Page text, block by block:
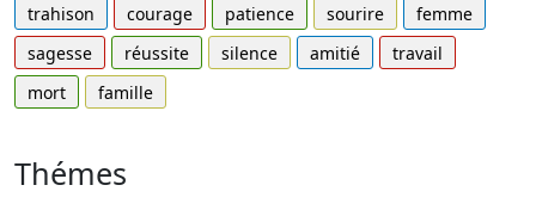
trahison
courage patience sourire
femme
sagesse
réussite silence amitié
travail
mort
famille
Thémes